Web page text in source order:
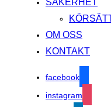
OM OSS
KONTAKT
facebook
instagram